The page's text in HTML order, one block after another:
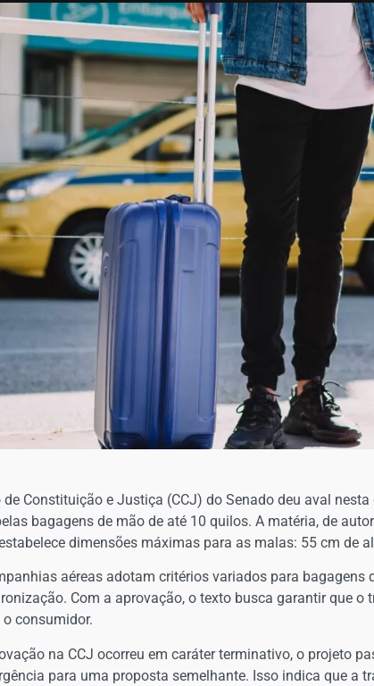
de Constituição e Justiça (CCJ) do Senado deu aval
bagagens de mão de até 10 quilos. A matéria, de
dimensões máximas para as malas: 55 cm de
aéreas adotam critérios variados para
Com a aprovação, o texto busca garantir que
consumidor.
na CCJ ocorreu em caráter terminativo, o projeto
para uma proposta semelhante. Isso indica que a